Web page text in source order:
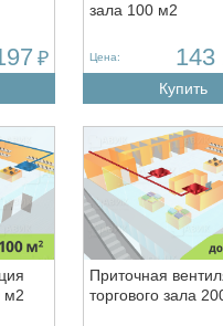
₽
зала 100 м2
Цена: 143
Купить
м2
Приточная
торгового зала